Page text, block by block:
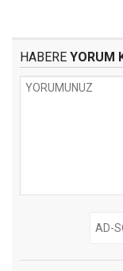
HABERE YORUM